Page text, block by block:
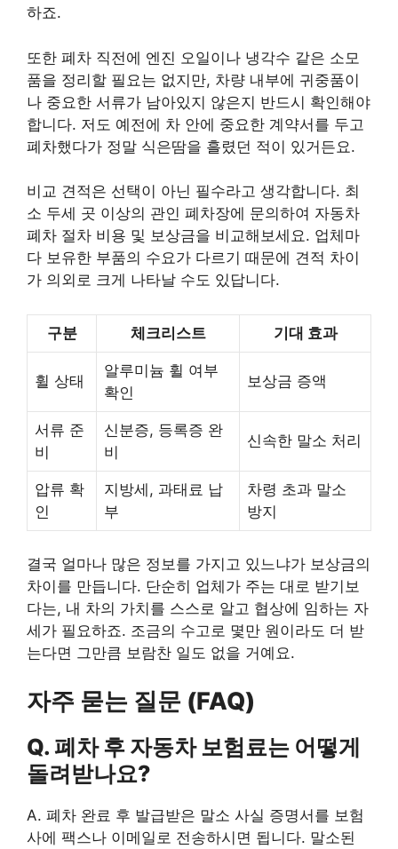
하죠.
또한 폐차 직전에 엔진 오일이나 냉각수 같은 소모
품을 정리할 필요는 없지만, 차량 내부에 귀중품이
나 중요한 서류가 남아있지 않은지 반드시 확인해야
합니다. 저도 예전에 차 안에 중요한 계약서를 두고
폐차했다가 정말 식은땀을 흘렸던 적이 있거든요.
비교 견적은 선택이 아닌 필수라고 생각합니다. 최
소 두세 곳 이상의 관인 폐차장에 문의하여 자동차
폐차 절차 비용 및 보상금을 비교해보세요. 업체마
다 보유한 부품의 수요가 다르기 때문에 견적 차이
가 의외로 크게 나타날 수도 있답니다.
구분 체크리스트 기대 효과
휠 상태
알루미늄 휠 여부
확인
보상금 증액
서류 준
비
신분증, 등록증 완
비
신속한 말소 처리
압류 확
인
지방세, 과태료 납
부
차령 초과 말소
방지
결국 얼마나 많은 정보를 가지고 있느냐가 보상금의
차이를 만듭니다. 단순히 업체가 주는 대로 받기보
다는, 내 차의 가치를 스스로 알고 협상에 임하는 자
세가 필요하죠. 조금의 수고로 몇만 원이라도 더 받
는다면 그만큼 보람찬 일도 없을 거예요.
자주 묻는 질문 (FAQ)
Q. 폐차 후 자동차 보험료는 어떻게
돌려받나요?
A. 폐차 완료 후 발급받은 말소 사실 증명서를 보험
사에 팩스나 이메일로 전송하시면 됩니다. 말소된